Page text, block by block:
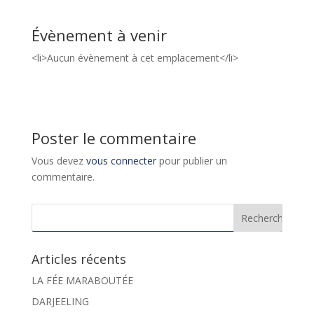
Évènement à venir
<li>Aucun évènement à cet emplacement</li>
Poster le commentaire
Vous devez vous connecterpour publier un
commentaire.
Articles récents
LA FÉE MARABOUTÉE
DARJEELING